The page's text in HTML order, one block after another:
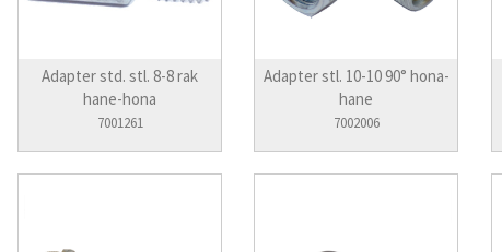
Adapter std. stl. 8-8 rak
hane-hona
7001261
Adapter stl. 10-10 90° hona-
hane
7002006